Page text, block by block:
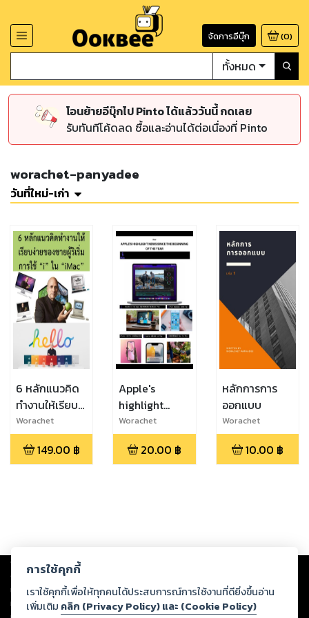
จัดการอีบุ๊ก (0)
ทั้งหมด
โอนย้ายอีบุ๊กไป Pinto ได้แล้ววันนี้ กดเลย
รับทันทีโค้ดลด ซื้อและอ่านได้ต่อเนื่องที่ Pinto
worachet-panyadee
วันที่ใหม่-เก่า
6 หลักแนวคิด
ทำงานให้เรียบ
ง่ายของชายผู้
ริเริ่มการใช้ “i”
ใน “iMac”
Worachet
Panyadee
149.00 ฿
Apple's
highlight
news since
the beginning
of the year
Worachet
Panyadee
20.00 ฿
หลักการการ
ออกแบบ
Worachet
Panyadee
10.00 ฿
Copyright © 2026
ต่อผลงานหรือเนื้อหาใดที่อัปโหลดผ่านเว็บไซต์และปรากฏว่าละเมิดสิทธิใน
ทรัพย์สินทางปัญญาของบุคคลอื่นหรือขัดต่อกฎหมายและศีลธรรม ดังนั้น ผู้อ่าน
ทุกท่านโปรดใช้วิจารณญาณในการกลั่นกรองด้วยตนเอง และหากท่านพบว่าส่วน
การใช้คุกกี้
เราใช้คุกกี้เพื่อให้ทุกคนได้ประสบการณ์การใช้งานที่ดียิ่งขึ้นอ่าน
เพิ่มเติม คลิก (Privacy Policy) และ (Cookie Policy)